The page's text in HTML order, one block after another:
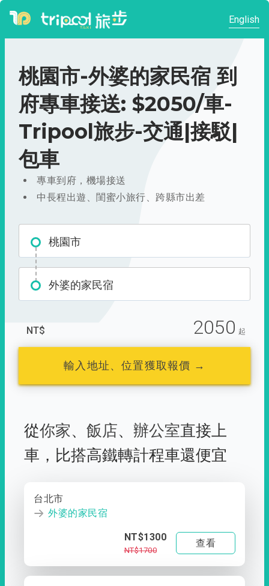
English
桃園市-外婆的家民宿 到
府專車接送: $2050/車-
Tripool旅步-交通|接駁|
包車
專車到府，機場接送
中長程出遊、閨蜜小旅行、跨縣市出差
桃園市
外婆的家民宿
NT$ 2050 起
輸入地址、位置獲取報價 →
從你家、 飯店、 辦公室直接上
車， 比搭高鐵轉計程車還便宜
台北市
外婆的家民宿
NT$1300
NT$1700
查看